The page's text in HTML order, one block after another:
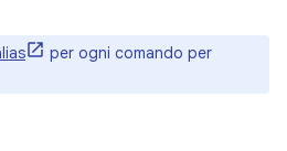
per ogni comando per